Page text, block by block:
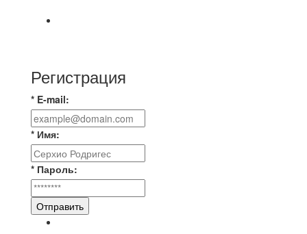
Регистрация
* E-mail:
* Имя:
* Пароль:
Отправить